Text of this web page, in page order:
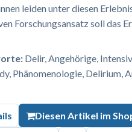
leiden unter diesen
Forschungsansatz soll das
Delir, Angehörige,
Phänomenologie, Delirium,
Diesen Artikel im